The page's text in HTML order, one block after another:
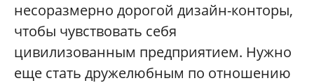
несоразмерно дорогой дизайн-конторы,
чтобы чувствовать себя
цивилизованным предприятием. Нужно
еще стать дружелюбным по отношению